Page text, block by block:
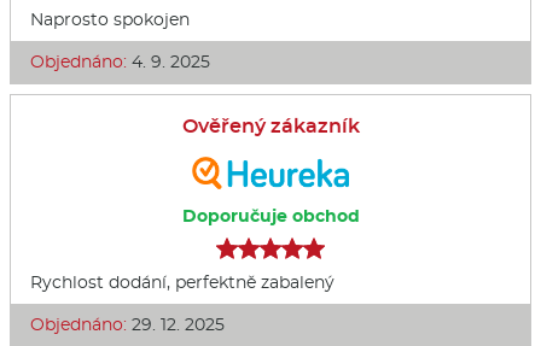
Naprosto spokojen
Objednáno: 4. 9. 2025
Ověřený zákazník
Doporučuje obchod
Rychlost dodání, perfektně zabalený
Objednáno: 29. 12. 2025